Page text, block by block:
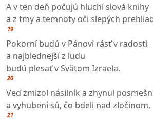
A v ten deň počujú hluchí slová knihy
a z tmy a temnoty oči slepých
19
Pokorní budú v Pánovi rásť v radosti
a najbiednejší z ľudu
budú plesať v Svätom Izraela.
20
Veď zmizol násilník a zhynul
a vyhubení sú, čo bdeli nad zločinom,
21